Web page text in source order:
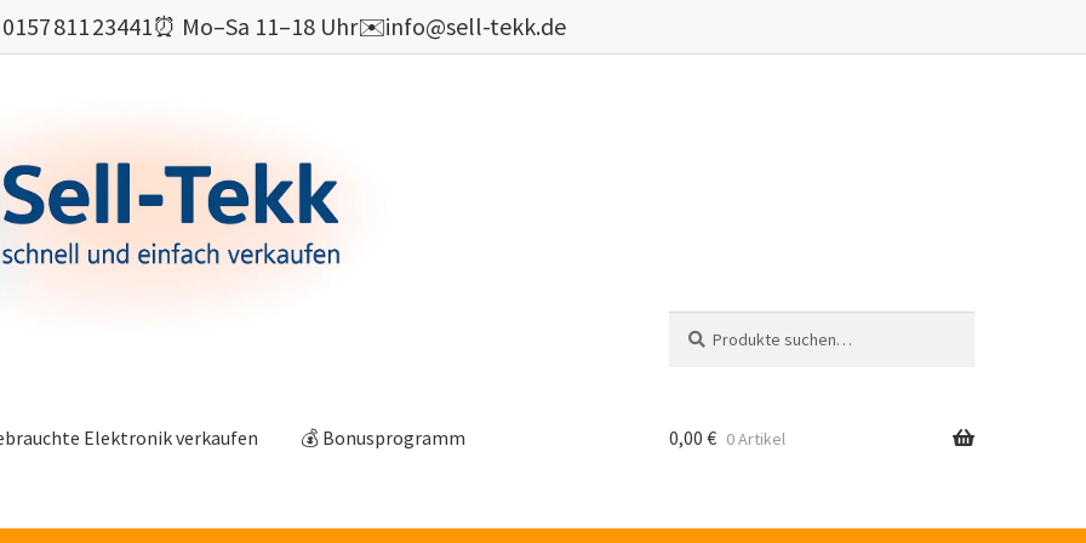
0157 811 23441⏰ Mo–Sa 11–18 Uhr✉️info@sell-tekk.de
nach:
Elektronik verkaufen 💰 Bonusprogramm 0,00 € 0 Artikel